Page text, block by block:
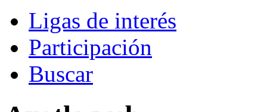
Ligas de interés
Participación
Buscar